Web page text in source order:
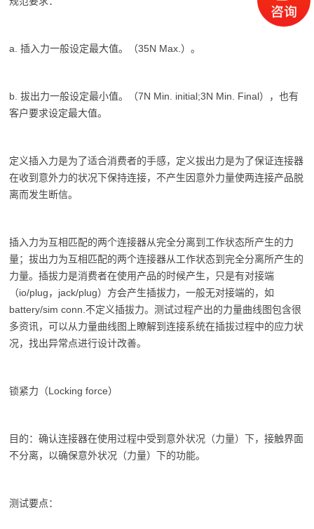
a. 插入力一般设定最大值。（35N Max.）。
b. 拔出力一般设定最小值。（7N Min. initial;3N Min. Final），也有
客户要求设定最大值。
定义插入力是为了适合消费者的手感，定义拔出力是为了保证连接器
在收到意外力的状况下保持连接，不产生因意外力量使两连接产品脱
离而发生断信。
插入力为互相匹配的两个连接器从完全分离到工作状态所产生的力
量；拔出力为互相匹配的两个连接器从工作状态到完全分离所产生的
力量。插拔力是消费者在使用产品的时候产生，只是有对接端
（io/plug，jack/plug）方会产生插拔力，一般无对接端的，如
battery/sim conn.不定义插拔力。测试过程产出的力量曲线图包含很
多资讯，可以从力量曲线图上瞭解到连接系统在插拔过程中的应力状
况，找出异常点进行设计改善。
锁紧力（Locking force）
目的：确认连接器在使用过程中受到意外状况（力量）下，接触界面
不分离，以确保意外状况（力量）下的功能。
测试要点：